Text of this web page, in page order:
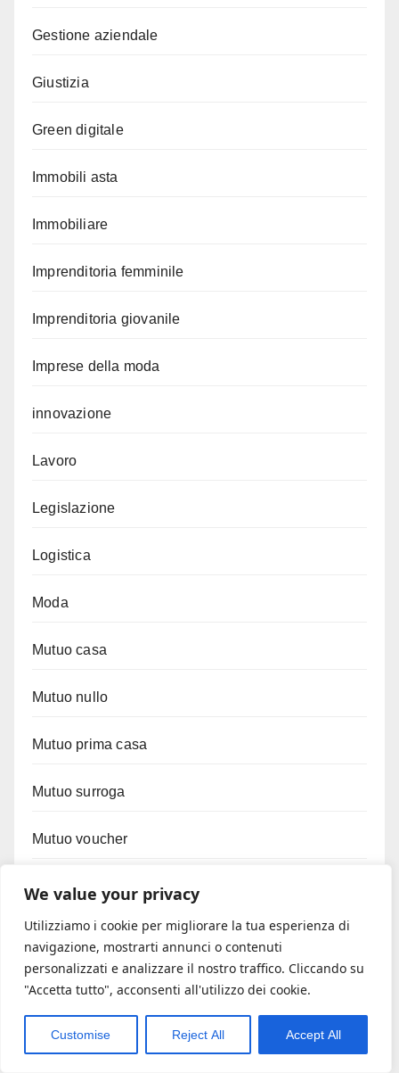
We value your privacy
Utilizziamo i cookie per migliorare la tua esperienza di
navigazione, mostrarti annunci o contenuti
personalizzati e analizzare il nostro traffico. Cliccando su
"Accetta tutto", acconsenti all'utilizzo dei cookie.
Customise Reject All Accept All
Gestione aziendale
Giustizia
Green digitale
Immobili asta
Immobiliare
Imprenditoria femminile
Imprenditoria giovanile
Imprese della moda
innovazione
Lavoro
Legislazione
Logistica
Moda
Mutuo casa
Mutuo nullo
Mutuo prima casa
Mutuo surroga
Mutuo voucher
News
Prestiti digitali
Resto al sud